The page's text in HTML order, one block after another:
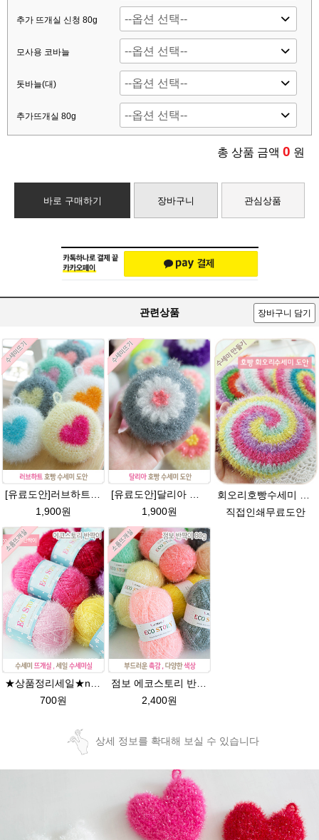
추가 뜨개실 신청 80g
모사용 코바늘
돗바늘(대)
추가뜨개실 80g
총 상품 금액 0 원
바로 구매하기 장바구니 관심상품
관련상품 장바구니 담기
[유료도안]러브하트 호빵수세미뜨기 도안(수세미실은 옵션에서 추가구매 가능)/별호빵수세미처럼 예쁜수세미뜨기/빤짝이 수세미실/웰빙수세미실/고급수세미실/하트뜨기 반짝이수세미 하트수세미
1,900원
[유료도안]달리아 호빵수세미뜨기 도안(수세미실은 옵션에서 추가구매 가능)/꽃수세미도안 /별호빵수세미처럼 예쁜수세미뜨기/빤짝이수세미실/웰빙수세미실/고급수세미실/데이지 반짝이수세미
1,900원
회오리호빵수세미 도안/반짝이수세미/회오리호빵수세미도안/회오리 호빵수세미/에코스토리/반짝이실/수세미실
직접인쇄무료도안
700원
2,400원
상세 정보를 확대해 보실 수 있습니다